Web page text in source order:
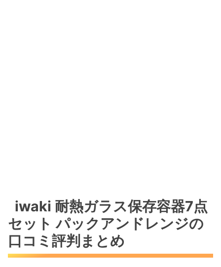
iwaki 耐熱ガラス保存容器7点
セット パックアンドレンジの
口コミ評判まとめ